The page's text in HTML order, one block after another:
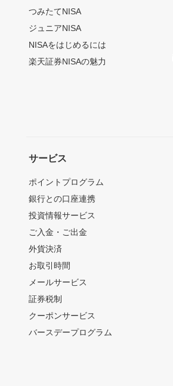
つみたてNISA
ジュニアNISA
NISAをはじめるには
楽天証券NISAの魅力
サービス
ポイントプログラム
銀行との口座連携
投資情報サービス
ご入金・ご出金
外貨決済
お取引時間
メールサービス
証券税制
クーポンサービス
バースデープログラム